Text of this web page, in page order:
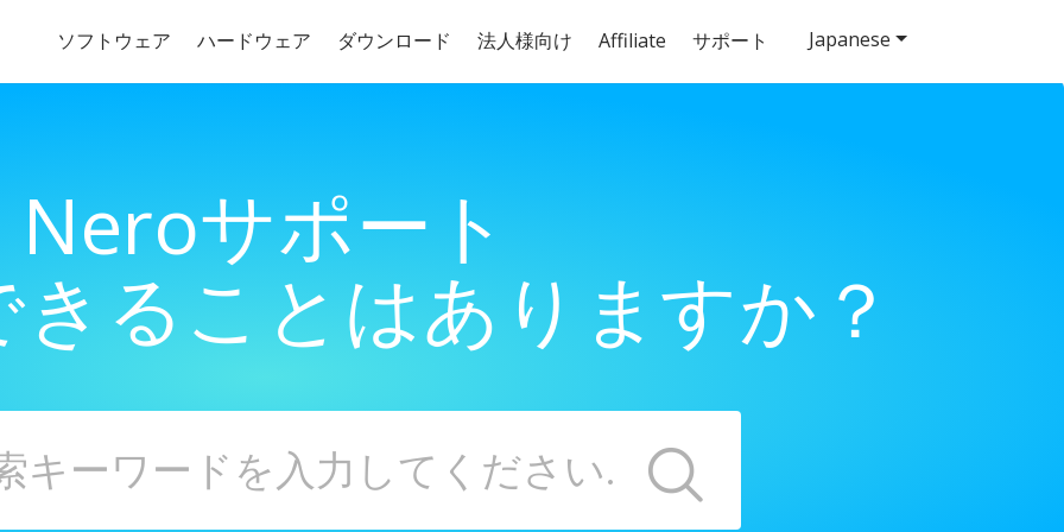
ソフトウェア ハードウェア ダウンロード 法人様向け Affiliate サポート
Neroサポート
ることはありますか？
Japanese